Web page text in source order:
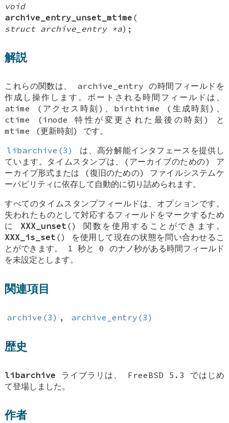
void
archive_entry_unset_mtime (
struct archive_entry *a);
解説
これらの関数は、 archive_entry の時間フィールドを
作成し操作します。ポートされる時間フィールドは、
atime (アクセス時刻)、birthtime (生成時刻)、
ctime (inode 特性が変更された最後の時刻) と
mtime (更新時刻) です。
libarchive(3)
は、高分解能インタフェースを提供し
ています。タイムスタンプは、(アーカイブのための) ア
ーカイブ形式または (復旧のための) ファイルシステムケ
ーパビリティに依存して自動的に切り詰められます。
すべてのタイムスタンプフィールドは、オプションです。
失われたものとして対応するフィールドをマークするため
にXXX_unset () 関数を使用することができます。
XXX_is_set () を使用して現在の状態を問い合わせるこ
とができます。 1 秒と 0 のナノ秒がある時間フィールド
を未設定とします。
関連項目
archive(3) , archive_entry(3)
歴史
libarchive ライブラリは、 FreeBSD 5.3 ではじめ
て登場しました。
作者